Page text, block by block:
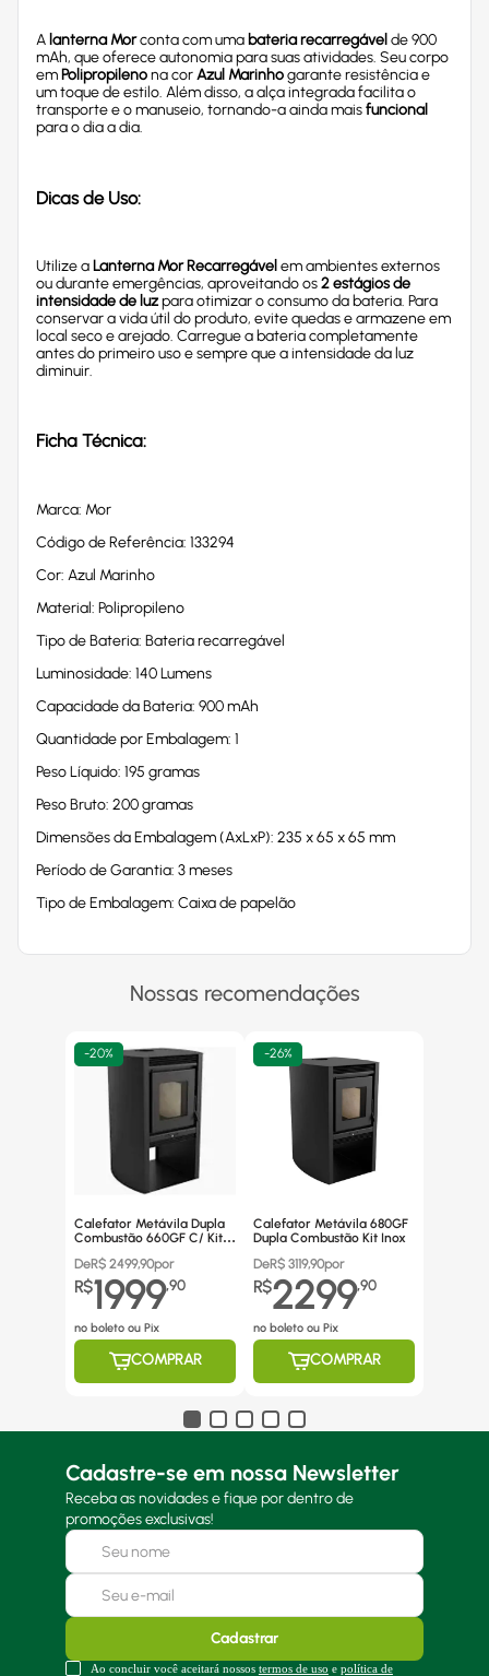
A lanterna Morconta com uma bateria recarregável de 900
mAh, que oferece autonomia para suas atividades. Seu corpo
emPolipropilenona corAzul Marinhogarante resistência e
um toque de estilo. Além disso, a alça integrada facilita o
transporte e o manuseio, tornando-a ainda maisfuncional
para o dia a dia.
Dicas de Uso:
Utilize aLanterna Mor Recarregável em ambientes externos
ou durante emergências, aproveitando os2 estágios de
intensidade de luzpara otimizar o consumo da bateria. Para
conservar a vida útil do produto, evite quedas e armazene em
local seco e arejado. Carregue a bateria completamente
antes do primeiro uso e sempre que a intensidade da luz
diminuir.
Ficha Técnica:
Marca: Mor
Código de Referência: 133294
Cor: Azul Marinho
Material: Polipropileno
Tipo de Bateria: Bateria recarregável
Luminosidade: 140 Lumens
Capacidade da Bateria: 900 mAh
Quantidade por Embalagem: 1
Peso Líquido: 195 gramas
Peso Bruto: 200 gramas
Dimensões da Embalagem (AxLxP): 235 x 65 x 65 mm
Período de Garantia: 3 meses
Tipo de Embalagem: Caixa de papelão
Nossas recomendações
-20%
Calefator Metávila Dupla
Combustão 660GF C/ Kit
DeR$ 2499,90por
R$1999,90
no boleto ou Pix
COMPRAR
-26%
Calefator Metávila 680GF
Dupla Combustão Kit Inox
DeR$ 3119,90por
R$2299,90
no boleto ou Pix
COMPRAR
Cadastre-se em nossa Newsletter
Receba as novidades e fique por dentro de
promoções exclusivas!
Cadastrar
Ao concluir você aceitará nossos termos de uso e política de